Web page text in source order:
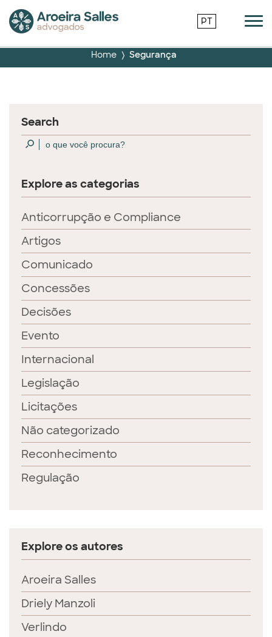
PT
Home Segurança
Search
Explore as categorias
Anticorrupção e Compliance
Artigos
Comunicado
Concessões
Decisões
Evento
Internacional
Legislação
Licitações
Não categorizado
Reconhecimento
Regulação
Explore os autores
Aroeira Salles
Driely Manzoli
Verlindo